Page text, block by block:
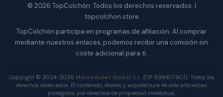
© 2026 TopColchón. Todos los derechos reservados. |
topcolchon.store
TopColchón participa en programas de afiliación. Al comprar
mediante nuestros enlaces, podemos recibir una comisión sin
coste adicional para ti.
Copyright © 2024-2026 Mercadonet Global S.L.
(CIF B98407901). Todos los
derechos reservados. El contenido, diseno y arquitectura de este sitio estan
protegidos por derechos de propiedad intelectual.